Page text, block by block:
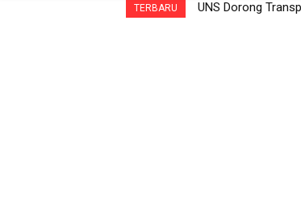
TERBARU UNS Dorong